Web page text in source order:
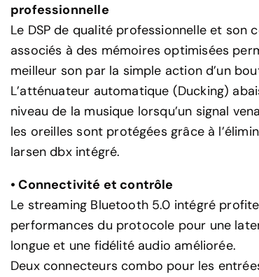
professionnelle
Le DSP de qualité professionnelle et son
associés à des mémoires optimisées
meilleur son par la simple action d’un
L’atténuateur automatique (Ducking)
niveau de la musique lorsqu’un signal
les oreilles sont protégées grâce à
larsen dbx intégré.
• Connectivité et contrôle
Le streaming Bluetooth 5.0 intégré
performances du protocole pour une
longue et une fidélité audio améliorée.
Deux connecteurs combo pour les